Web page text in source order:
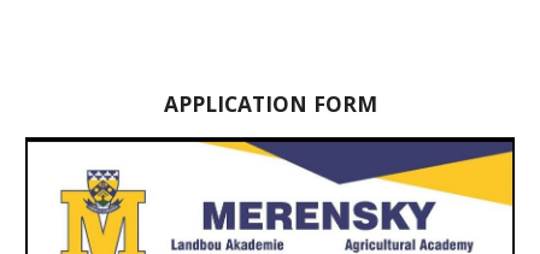
APPLICATION FORM